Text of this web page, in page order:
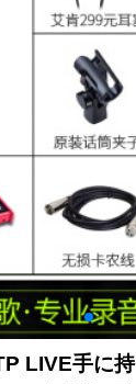
LIVE手に持